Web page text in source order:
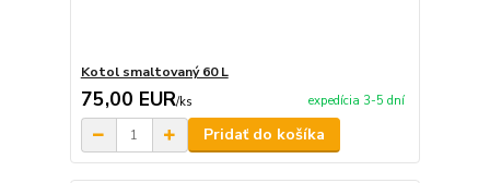
Kotol smaltovaný 60 L
75,00 EUR/ks expedícia 3-5 dní
Pridať do košíka